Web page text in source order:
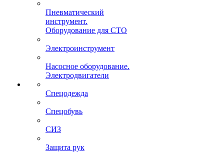
Пневматический
инструмент.
Оборудование для СТО
Электроинструмент
Насосное оборудование.
Электродвигатели
Спецодежда
Спецобувь
СИЗ
Защита рук